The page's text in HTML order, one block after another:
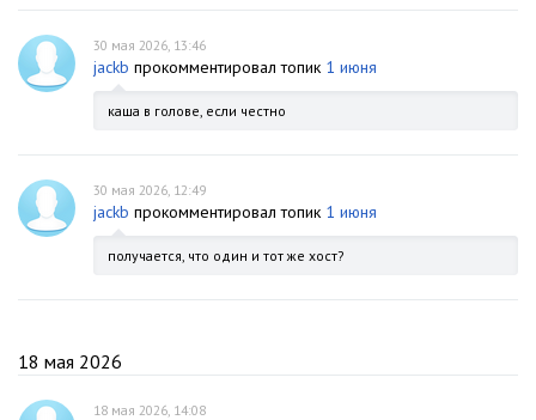
30 мая 2026, 13:46
jackb прокомментировал топик 1 июня
каша в голове, если честно
30 мая 2026, 12:49
jackb прокомментировал топик 1 июня
получается, что один и тот же хост?
18 мая 2026
18 мая 2026, 14:08